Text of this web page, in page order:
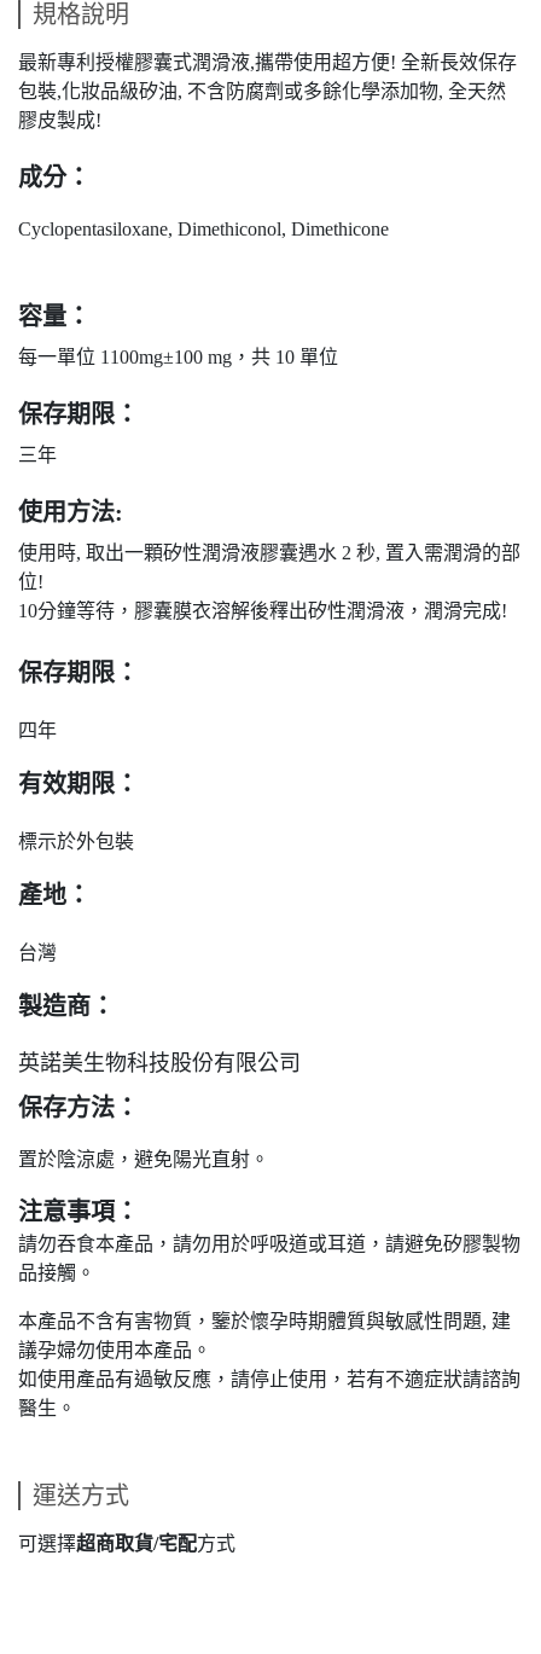
規格說明
最新專利授權膠囊式潤滑液,攜帶使用超方便! 全新長效保存
包裝,化妝品級矽油, 不含防腐劑或多餘化學添加物, 全天然
膠皮製成!
成分：
Cyclopentasiloxane, Dimethiconol, Dimethicone
容量：
每一單位 1100mg±100 mg，共 10 單位
保存期限：
三年
使用方法:
使用時, 取出一顆矽性潤滑液膠囊遇水 2 秒, 置入需潤滑的部
位!
10分鐘等待，膠囊膜衣溶解後釋出矽性潤滑液，潤滑完成!
保存期限：
四年
有效期限：
標示於外包裝
產地：
台灣
製造商：
英諾美生物科技股份有限公司
保存方法：
置於陰涼處，避免陽光直射。
注意事項：
請勿吞食本產品，請勿用於呼吸道或耳道，請避免矽膠製物
品接觸。
本產品不含有害物質，鑒於懷孕時期體質與敏感性問題, 建
議孕婦勿使用本產品。
如使用產品有過敏反應，請停止使用，若有不適症狀請諮詢
醫生。
運送方式
可選擇超商取貨/宅配方式